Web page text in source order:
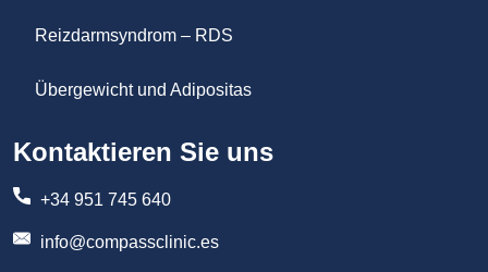
Reizdarmsyndrom – RDS
Übergewicht und Adipositas
Kontaktieren Sie uns
+34 951 745 640
info@compassclinic.es